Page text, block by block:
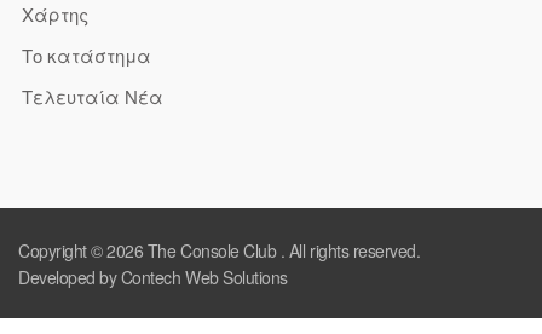
Χάρτης
Το κατάστημα
Τελευταία Νέα
Copyright © 2026 The Console Club. All rights reserved.
Developed by Contech Web Solutions